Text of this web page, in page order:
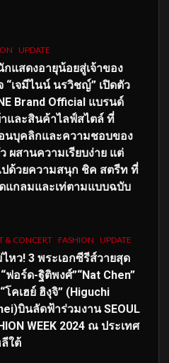
UPDATE
กแสดงอายุน้อยสู่เจ้าของ
“เจมีไนน์ นรวิชญ์” เปิดตัว
Brand Official แบรนด์
าและสินค้าไลฟ์สไตล์ ที่
นบุคลิกและความชอบของ
ว ผสานความเรียบง่าย แต่
ปด้วยความสนุก ชิค สตรีท ที่
แกลมและเท่ตามแบบฉบับ
& CONCERT FASHION UPDATE
ไหว! 3 พระเอกซีรีส์วายสุด
ฟอร์ด-ฐิติพงศ์”“Nat Chen”
โคเฮย์ ฮิงุจิ” (Higuchi
บินลัดฟ้าร่วมงาน SEOUL
WEEK 2024 ณ ประเทศ
ใต้